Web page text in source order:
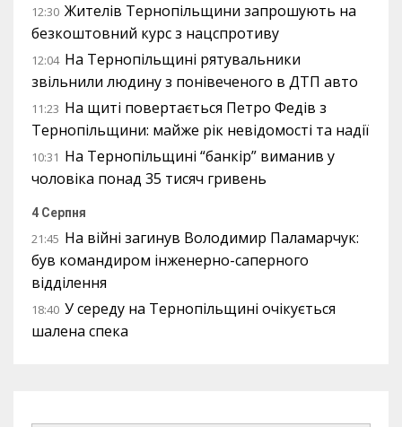
12:30 Жителів Тернопільщини запрошують на
безкоштовний курс з нацспротиву
12:04 На Тернопільщині рятувальники
звільнили людину з понівеченого в ДТП авто
11:23 На щиті повертається Петро Федів з
Тернопільщини: майже рік невідомості та надії
10:31 На Тернопільщині “банкір” виманив у
чоловіка понад 35 тисяч гривень
4 Серпня
21:45 На війні загинув Володимир Паламарчук:
був командиром інженерно-саперного
відділення
18:40 У середу на Тернопільщині очікується
шалена спека